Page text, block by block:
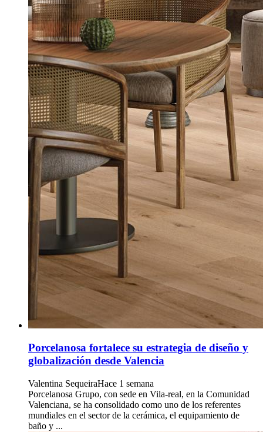
Porcelanosa fortalece su estrategia de diseño y
globalización desde Valencia
Valentina SequeiraHace 1 semana
Porcelanosa Grupo, con sede en Vila-real, en la Comunidad
Valenciana, se ha consolidado como uno de los referentes
mundiales en el sector de la cerámica, el equipamiento de
baño y ...